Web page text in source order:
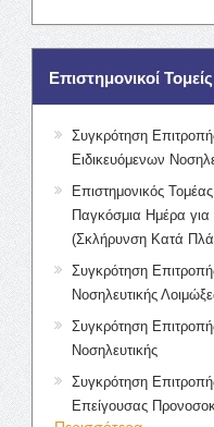
Επιστημονικοί Τομείς
Συγκρότηση
Ειδικευόμενων
Επιστημονικός
Παγκόσμια Ημέρα
(Σκλήρυνση Κατά
Συγκρότηση
Νοσηλευτικής
Συγκρότηση
Νοσηλευτικής
Συγκρότηση
Επείγουσας